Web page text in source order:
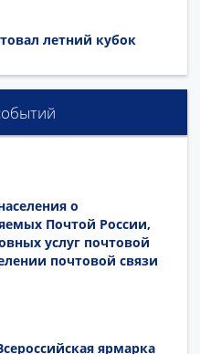
летний кубок
о
Почтой России,
услуг почтовой
почтовой связи
ярмарка